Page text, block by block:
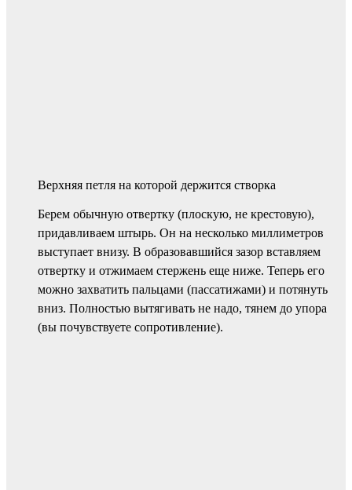
Верхняя петля на которой держится створка
Берем обычную отвертку (плоскую, не крестовую),
придавливаем штырь. Он на несколько миллиметров
выступает внизу. В образовавшийся зазор вставляем
отвертку и отжимаем стержень еще ниже. Теперь его
можно захватить пальцами (пассатижами) и потянуть
вниз. Полностью вытягивать не надо, тянем до упора
(вы почувствуете сопротивление).